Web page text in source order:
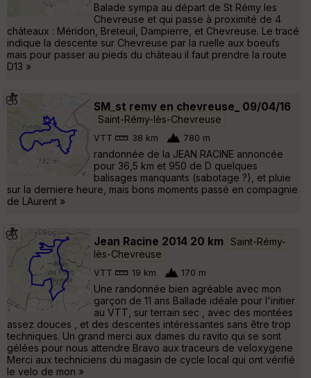
Balade sympa au départ de St Rémy les
Chevreuse et qui passe à proximité de 4
châteaux : Méridon, Breteuil, Dampierre, et Chevreuse. Le tracé
indique la descente sur Chevreuse par la ruelle aux boeufs
mais pour passer au pieds du château il faut prendre la route
D13 »
SM_st remy en chevreuse_ 09/04/16
Saint-Rémy-lès-Chevreuse
VTT 38 km 780 m
randonnée de la JEAN RACINE annoncée
pour 36,5 km et 950 de D quelques
balisages manquants (sabotage ?), et pluie
sur la derniere heure, mais bons moments passé en compagnie
de LAurent »
Jean Racine 2014 20 km
Saint-Rémy-
lès-Chevreuse
VTT 19 km 170 m
Une randonnée bien agréable avec mon
garçon de 11 ans Ballade idéale pour l'initier
au VTT, sur terrain sec , avec des montées
assez douces , et des descentes intéressantes sans être trop
techniques. Un grand merci aux dames du ravito qui se sont
gélées pour nous attendre Bravo aux traceurs de veloxygene
Merci aux techniciens du magasin de cycle local qui ont vérifié
le velo de mon »